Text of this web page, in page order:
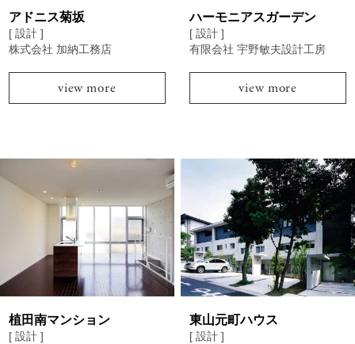
アドニス菊坂
[ 設計 ]
株式会社 加納工務店
view more
ハーモニアスガーデン
[ 設計 ]
有限会社 宇野敏夫設計工房
view more
植田南マンション
[ 設計 ]
東山元町ハウス
[ 設計 ]